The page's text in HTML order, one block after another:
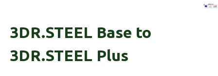
3DR.STEEL Base to
3DR.STEEL Plus